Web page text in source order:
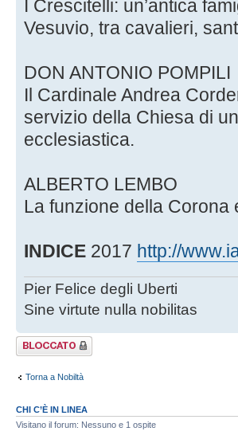
I Crescitelli: un’antica
Vesuvio, tra cavalieri,
DON ANTONIO POMPILI
Il Cardinale Andrea
servizio della Chiesa di
ecclesiastica.
ALBERTO LEMBO
La funzione della Corona
INDICE 2017 http://
Pier Felice degli Uberti
Sine virtute nulla nobilitas
Argomento
bloccato
Torna a Nobiltà
CHI C’È IN LINEA
Visitano il forum: Nessuno e 1 ospite